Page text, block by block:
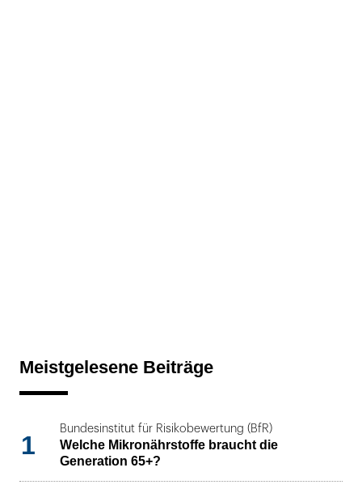
Meistgelesene Beiträge
1
Bundesinstitut für Risikobewertung (BfR)
Welche Mikronährstoffe braucht die
Generation 65+?